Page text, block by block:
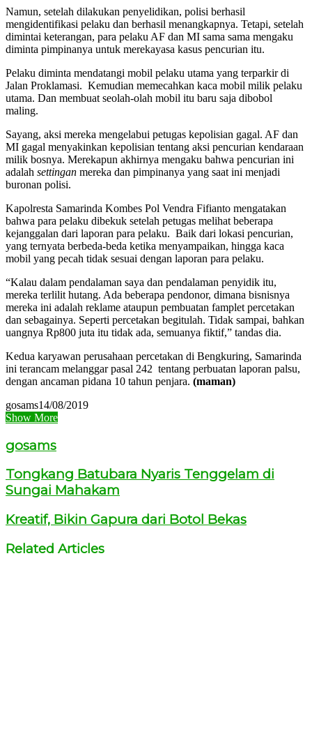
Namun, setelah dilakukan penyelidikan, polisi berhasil
mengidentifikasi pelaku dan berhasil menangkapnya. Tetapi, setelah
dimintai keterangan, para pelaku AF dan MI sama sama mengaku
diminta pimpinanya untuk merekayasa kasus pencurian itu.
Pelaku diminta mendatangi mobil pelaku utama yang terparkir di
Jalan Proklamasi. Kemudian memecahkan kaca mobil milik pelaku
utama. Dan membuat seolah-olah mobil itu baru saja dibobol
maling.
Sayang, aksi mereka mengelabui petugas kepolisian gagal. AF dan
MI gagal menyakinkan kepolisian tentang aksi pencurian kendaraan
milik bosnya. Merekapun akhirnya mengaku bahwa pencurian ini
adalah settingan mereka dan pimpinanya yang saat ini menjadi
buronan polisi.
Kapolresta Samarinda Kombes Pol Vendra Fifianto mengatakan
bahwa para pelaku dibekuk setelah petugas melihat beberapa
kejanggalan dari laporan para pelaku. Baik dari lokasi pencurian,
yang ternyata berbeda-beda ketika menyampaikan, hingga kaca
mobil yang pecah tidak sesuai dengan laporan para pelaku.
“Kalau dalam pendalaman saya dan pendalaman penyidik itu,
mereka terlilit hutang. Ada beberapa pendonor, dimana bisnisnya
mereka ini adalah reklame ataupun pembuatan famplet percetakan
dan sebagainya. Seperti percetakan begitulah. Tidak sampai, bahkan
uangnya Rp800 juta itu tidak ada, semuanya fiktif,” tandas dia.
Kedua karyawan perusahaan percetakan di Bengkuring, Samarinda
ini terancam melanggar pasal 242 tentang perbuatan laporan palsu,
dengan ancaman pidana 10 tahun penjara. (maman)
gosams14/08/2019
Show More
gosams
Tongkang Batubara Nyaris Tenggelam di
Sungai Mahakam
Kreatif, Bikin Gapura dari Botol Bekas
Related Articles